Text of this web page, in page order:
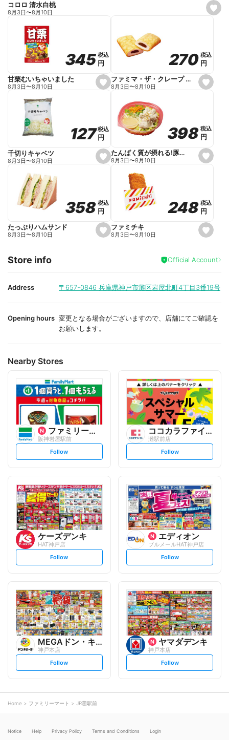
s
e
コロロ 清水白桃
8月3日〜8月10日
s
e
o
r
i
e
345
345税込
税込
円
円
甘栗むいちゃいました
8月3日〜8月10日
s
e
o
r
i
e
270
270 税込
税込
円
円
ファミマ・ザ・クレープ 生チョコ
8月3日〜8月10日
s
e
o
r
i
e
127
127税込
税込
円
円
千切りキャベツ
8月3日〜8月10日
s
e
o
r
i
e
398
398 税込
税込
円
円
たんぱく質が摂れる!豚しゃぶのパスタサラダ
8月3日〜8月10日
s
e
i
t
358
358税込
税込
円
円
たっぷりハムサンド
8月3日〜8月10日
s
e
a
i
t
248
248 税込
税込
円
円
ファミチキ
8月3日〜8月10日
Store info Official Account
Address 〒657-0846 兵庫県神戸市灘区岩屋北町4丁目3番19号
Opening hours 変更となる場合がございますので、店舗にてご確認を
お願いします。
Nearby Stores
ファミリーマート
阪神岩屋駅前
s
l
o
w
Follow
ココカラファイン
灘駅前店
s
l
o
w
Follow
ケーズデンキ
HAT神戸店
s
l
o
w
Follow
エディオン
ブルメールHAT神戸店
s
l
o
w
Follow
MEGAドン・キホーテ
神戸本店
s
l
o
Follow
ヤマダデンキ
神戸本店
s
l
Follow
Home ファミリーマート JR灘駅前
Notice Help Privacy Policy Terms and Conditions Login